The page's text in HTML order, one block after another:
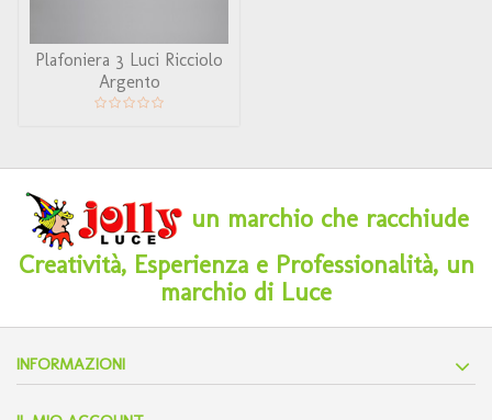
Plafoniera 3 Luci Ricciolo
Argento
un marchio che racchiude
Creatività, Esperienza e Professionalità, un
marchio di Luce
INFORMAZIONI